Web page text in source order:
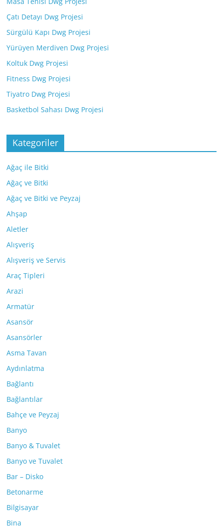
Çatı Detayı Dwg Projesi
Sürgülü Kapı Dwg Projesi
Yürüyen Merdiven Dwg Projesi
Koltuk Dwg Projesi
Fitness Dwg Projesi
Tiyatro Dwg Projesi
Basketbol Sahası Dwg Projesi
Kategoriler
Ağaç ile Bitki
Ağaç ve Bitki
Ağaç ve Bitki ve Peyzaj
Ahşap
Aletler
Alışveriş
Alışveriş ve Servis
Araç Tipleri
Arazi
Armatür
Asansör
Asansörler
Asma Tavan
Aydınlatma
Bağlantı
Bağlantılar
Bahçe ve Peyzaj
Banyo
Banyo & Tuvalet
Banyo ve Tuvalet
Bar – Disko
Betonarme
Bilgisayar
Bina